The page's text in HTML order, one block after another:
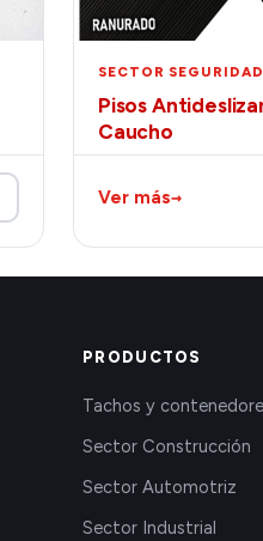
SECTOR SEGURIDAD
Pisos
Caucho
Ver más→
PRODUCTOS
Tachos y
Sector Construcción
Sector Automotriz
Sector Industrial